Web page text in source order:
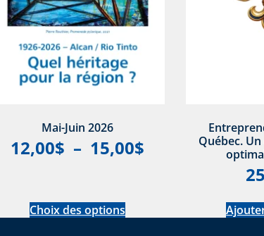
Mai-Juin 2026
12,00$ – 15,00$
Choix des options
Québec.